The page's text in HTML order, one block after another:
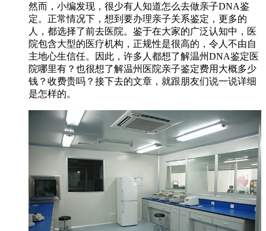
然而，小编发现，很少有人知道怎么去做亲子DNA鉴
定。正常情况下，想到要办理亲子关系鉴定，更多的
人，都选择了前去医院。鉴于在大家的广泛认知中，医
院包含大型的医疗机构，正规性是很高的，令人不由自
主地心生信任。因此，许多人都想了解温州DNA鉴定医
院哪里有？也很想了解温州医院亲子鉴定费用大概多少
钱？收费贵吗？接下去的文章，就跟朋友们说一说详细
是怎样的。